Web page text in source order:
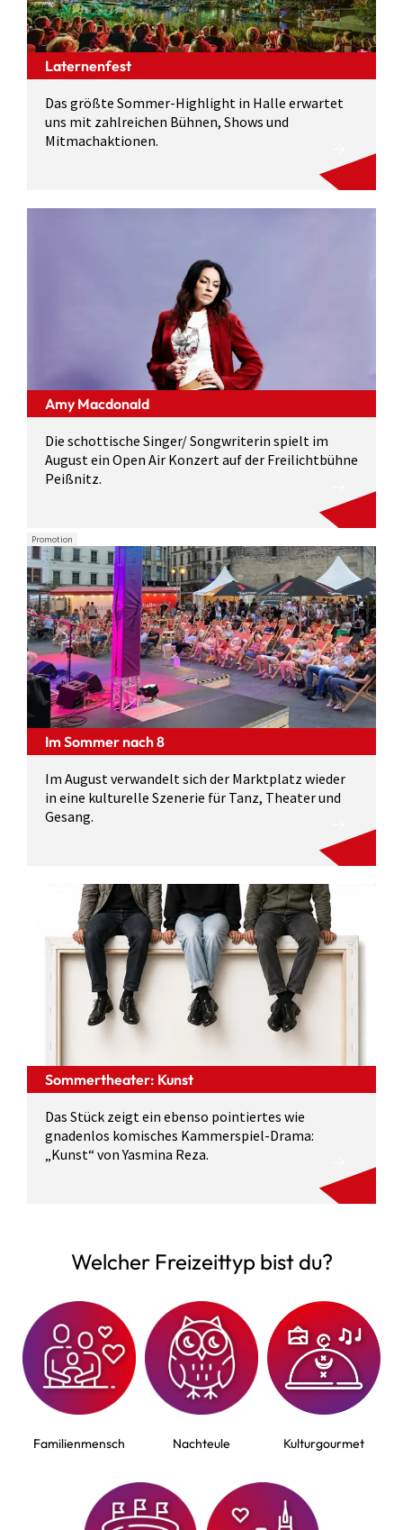
Laternenfest
Das größte Sommer-Highlight in Halle erwartet
uns mit zahlreichen Bühnen, Shows und
Mitmachaktionen.
Amy Macdonald
Die schottische Singer/ Songwriterin spielt im
August ein Open Air Konzert auf der Freilichtbühne
Peißnitz.
Promotion
Im Sommer nach 8
Im August verwandelt sich der Marktplatz wieder
in eine kulturelle Szenerie für Tanz, Theater und
Gesang.
Sommertheater: Kunst
Das Stück zeigt ein ebenso pointiertes wie
gnadenlos komisches Kammerspiel-Drama:
„Kunst“ von Yasmina Reza.
Welcher Freizeittyp bist du?
Familienmensch Nachteule Kulturgourmet